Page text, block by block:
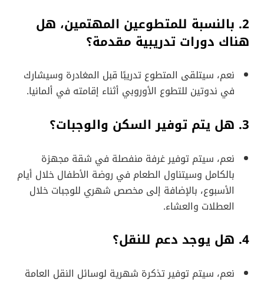
2. بالنسبة للمتطوعين المهتمين، هل
هناك دورات تدريبية مقدمة؟
نعم، سيتلقى المتطوع تدريبًا قبل المغادرة وسيشارك
في ندوتين للتطوع الأوروبي أثناء إقامته في ألمانيا.
3. هل يتم توفير السكن والوجبات؟
نعم، سيتم توفير غرفة منفصلة في شقة مجهزة
بالكامل وسيتناول الطعام في روضة الأطفال خلال أيام
الأسبوع، بالإضافة إلى مخصص شهري للوجبات خلال
العطلات والعشاء.
4. هل يوجد دعم للنقل؟
نعم، سيتم توفير تذكرة شهرية لوسائل النقل العامة